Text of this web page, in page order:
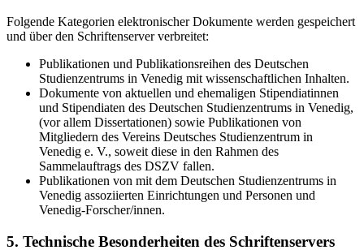
Folgende Kategorien elektronischer Dokumente werden gespeichert
und über den Schriftenserver verbreitet:
Publikationen und Publikationsreihen des Deutschen
Studienzentrums in Venedig mit wissenschaftlichen Inhalten.
Dokumente von aktuellen und ehemaligen Stipendiatinnen
und Stipendiaten des Deutschen Studienzentrums in Venedig,
(vor allem Dissertationen) sowie Publikationen von
Mitgliedern des Vereins Deutsches Studienzentrum in
Venedig e. V., soweit diese in den Rahmen des
Sammelauftrags des DSZV fallen.
Publikationen von mit dem Deutschen Studienzentrums in
Venedig assoziierten Einrichtungen und Personen und
Venedig-Forscher/innen.
5. Technische Besonderheiten des Schriftenservers